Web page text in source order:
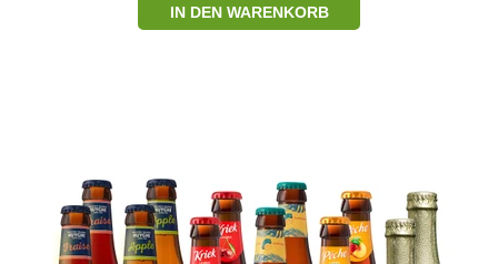
IN DEN WARENKORB